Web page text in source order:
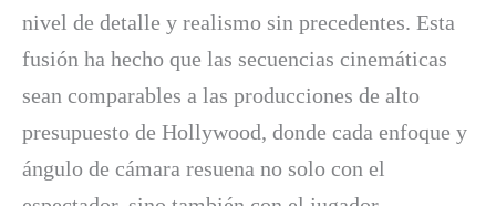
nivel de detalle y realismo sin precedentes. Esta
fusión ha hecho que las secuencias cinemáticas
sean comparables a las producciones de alto
presupuesto de Hollywood, donde cada enfoque y
ángulo de cámara resuena no solo con el